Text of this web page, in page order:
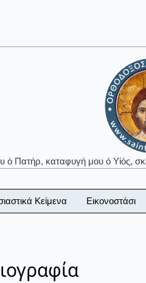
ὁ Πατήρ, καταφυγή μου ὁ Υἱός,
Κείμενα Εικονοστάσι